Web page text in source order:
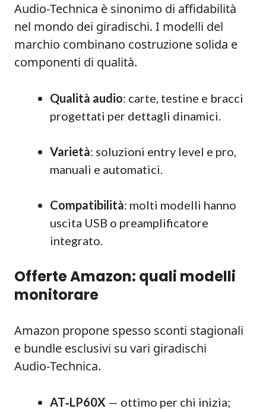
Audio‑Technica è sinonimo di affidabilità
nel mondo dei giradischi. I modelli del
marchio combinano costruzione solida e
componenti di qualità.
Qualità audio: carte, testine e bracci
progettati per dettagli dinamici.
Varietà: soluzioni entry level e pro,
manuali e automatici.
Compatibilità: molti modelli hanno
uscita USB o preamplificatore
integrato.
Offerte Amazon: quali modelli
monitorare
Amazon propone spesso sconti stagionali
e bundle esclusivi su vari giradischi
Audio‑Technica.
AT‑LP60X — ottimo per chi inizia;